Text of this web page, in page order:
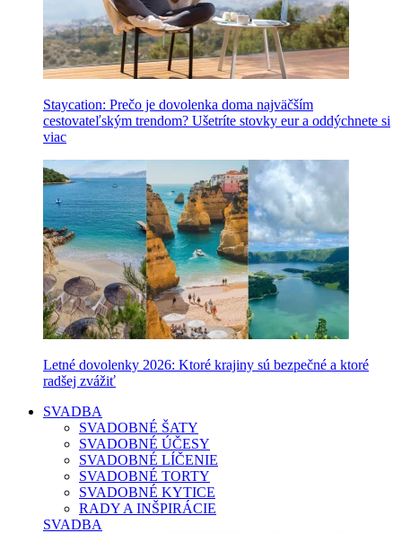
Staycation: Prečo je dovolenka doma najväčším
cestovateľským trendom? Ušetríte stovky eur a oddýchnete si
viac
Letné dovolenky 2026: Ktoré krajiny sú bezpečné a ktoré
radšej zvážiť
SVADBA
SVADOBNÉ ŠATY
SVADOBNÉ ÚČESY
SVADOBNÉ LÍČENIE
SVADOBNÉ TORTY
SVADOBNÉ KYTICE
RADY A INŠPIRÁCIE
SVADBA